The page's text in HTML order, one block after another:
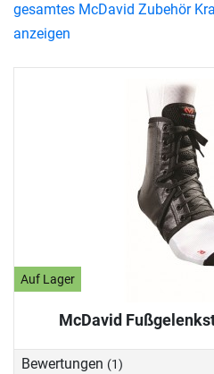
Auf Lager
McDavid
Bewertungen (1)
gesamtes McDavid Zubehör
anzeigen